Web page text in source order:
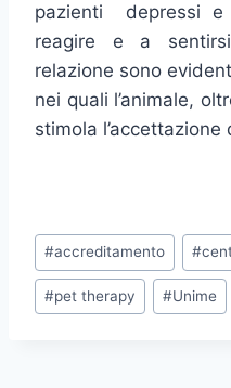
pazienti depressi e
reagire e a
relazione sono
nei quali l’animale,
stimola l’accettazione
Tag
articolo:
#accreditamento #
#pet therapy #Unime